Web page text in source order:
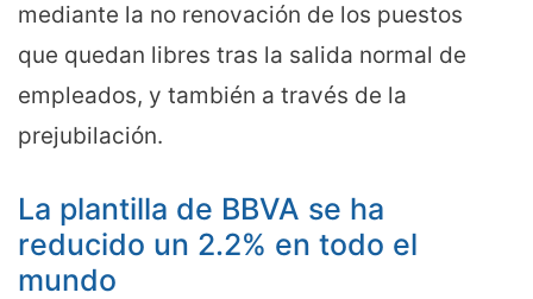
mediante la no renovación de los puestos
que quedan libres tras la salida normal de
empleados, y también a través de la
prejubilación.
La plantilla de BBVA se ha
reducido un 2.2% en todo el
mundo